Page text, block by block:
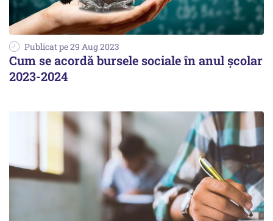
Publicat pe 29 Aug 2023
Cum se acordă bursele sociale în anul școlar
2023-2024